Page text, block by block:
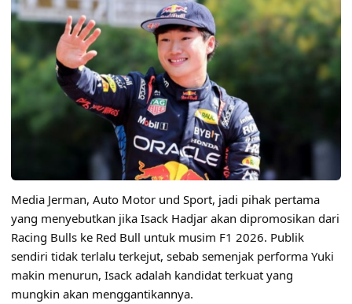
Media Jerman, Auto Motor und Sport, jadi pihak pertama
yang menyebutkan jika Isack Hadjar akan dipromosikan dari
Racing Bulls ke Red Bull untuk musim F1 2026. Publik
sendiri tidak terlalu terkejut, sebab semenjak performa Yuki
makin menurun, Isack adalah kandidat terkuat yang
mungkin akan menggantikannya.